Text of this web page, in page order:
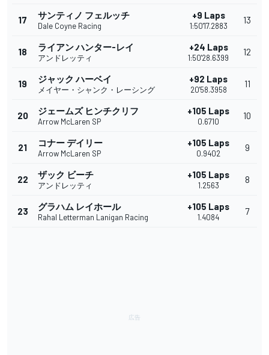
17 サンティノ フェルッチ
Dale Coyne Racing
+9 Laps
1:50'17.2883
13
18 ライアン ハンター-レイ
アンドレッティ
+24 Laps
1:50'28.6399
12
19 ジャック ハーベイ
メイヤー・シャンク・レーシング
+92 Laps
20'58.3958
11
20 ジェームズ ヒンチクリフ
Arrow McLaren SP
+105 Laps
0.6710
10
21 コナー デイリー
Arrow McLaren SP
+105 Laps
0.9402
9
22 ザック ビーチ
アンドレッティ
+105 Laps
1.2563
8
23 グラハム レイホール
Rahal Letterman Lanigan Racing
+105 Laps
1.4084
7